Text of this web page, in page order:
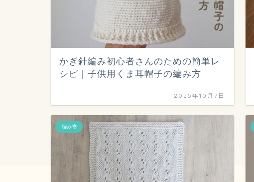
かぎ針編み初心者さんのための簡単レ
シピ｜子供用くま耳帽子の編み方
2025年10月7日
編み物